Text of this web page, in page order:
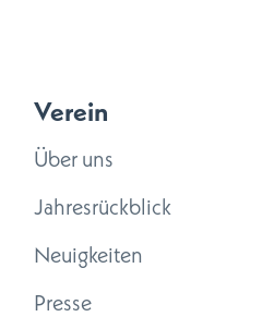
Verein
Über uns
Jahresrückblick
Neuigkeiten
Presse